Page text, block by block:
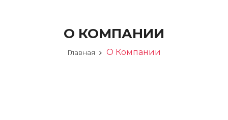
О КОМПАНИИ
Главная О Компании